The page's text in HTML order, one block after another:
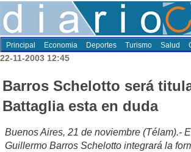
Principal Economia Deportes Turismo Salud
22-11-2003 12:45
Barros Schelotto será
Battaglia esta en duda
Buenos Aires, 21 de noviembre (Télam).-
Guillermo Barros Schelotto integrará la